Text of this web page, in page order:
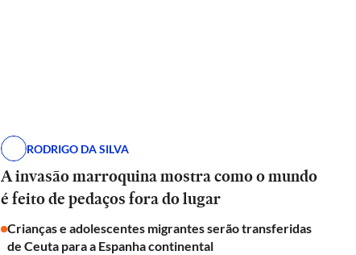
RODRIGO DA SILVA
A invasão marroquina mostra como o mundo
é feito de pedaços fora do lugar
Crianças e adolescentes migrantes serão transferidas
de Ceuta para a Espanha continental